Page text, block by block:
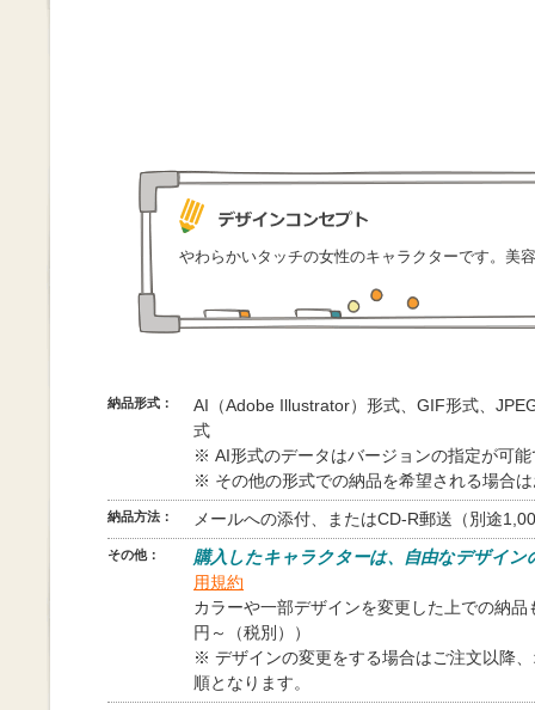
やわらかいタッチの女性のキャラクターです。美
納品形式：
AI（Adobe Illustrator）形式、GIF形式、
式
※ AI形式のデータはバージョンの指定が可能
※ その他の形式での納品を希望される場合
納品方法： メールへの添付、またはCD-R郵送（別途
その他：
購入したキャラクターは、自由なデザイン
用規約
カラーや一部デザインを変更した上での納
円～（税別））
※ デザインの変更をする場合はご注文以降
順となります。